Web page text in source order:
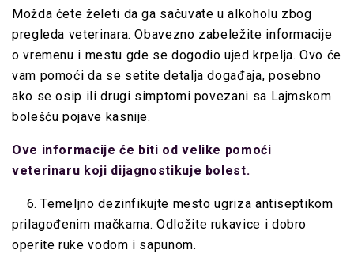
Možda ćete želeti da ga sačuvate u alkoholu zbog
pregleda veterinara. Obavezno zabeležite informacije
o vremenu i mestu gde se dogodio ujed krpelja. Ovo će
vam pomoći da se setite detalja događaja, posebno
ako se osip ili drugi simptomi povezani sa Lajmskom
bolešću pojave kasnije.
Ove informacije će biti od velike pomoći
veterinaru koji dijagnostikuje bolest.
6. Temeljno dezinfikujte mesto ugriza antiseptikom
prilagođenim mačkama. Odložite rukavice i dobro
operite ruke vodom i sapunom.